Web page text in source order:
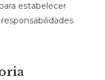
estabelecer